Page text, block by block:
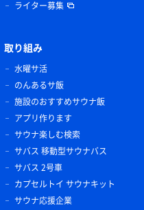
ライター募集
取り組み
水曜サ活
のんあるサ飯
施設のおすすめサウナ飯
アプリ作ります
サウナ楽しむ検索
サバス 移動型サウナバス
サバス 2号車
カプセルトイ サウナキット
サウナ応援企業